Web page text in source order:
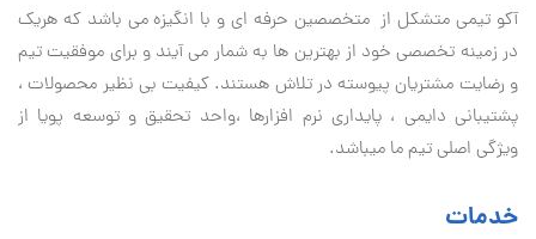
آكو تيمی متشکل از متخصصین حرفه ای و با انگیزه می باشد که هریک
در زمینه تخصصی خود از بهترین ها به شمار می آیند و برای موفقیت تيم
و رضایت مشتریان پیوسته در تلاش هستند. کیفیت بی نظير محصولات ،
پشتیبانی دايمی ، پایداری نرم افزارها ،واحد تحقیق و توسعه پویا از
ویژگی اصلی تیم ما میباشد.
خدمات